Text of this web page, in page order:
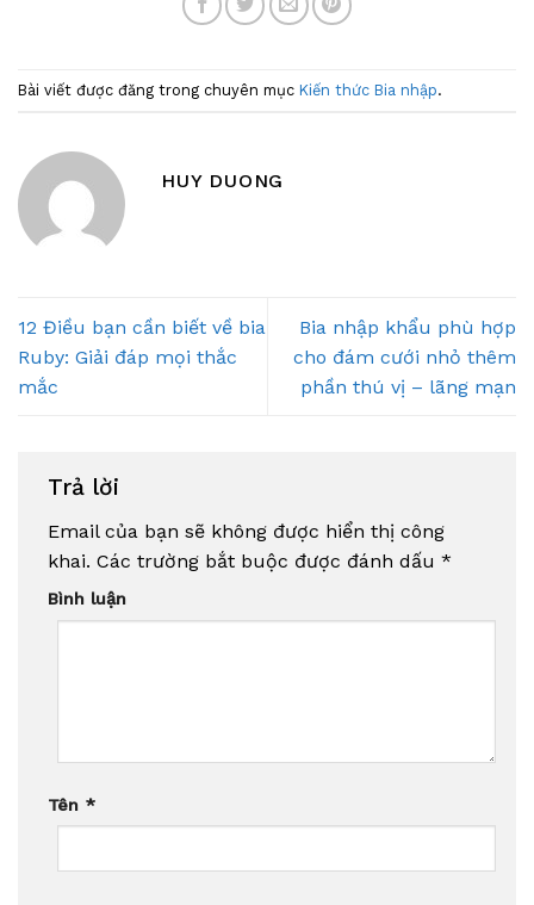
Bài viết được đăng trong chuyên mục Kiến thức Bia nhập.
HUY DUONG
12 Điều bạn cần biết về bia
Ruby: Giải đáp mọi thắc
mắc
Bia nhập khẩu phù hợp
cho đám cưới nhỏ thêm
phần thú vị – lãng mạn
Trả lời
Email của bạn sẽ không được hiển thị công
khai. Các trường bắt buộc được đánh dấu *
Bình luận
Tên *